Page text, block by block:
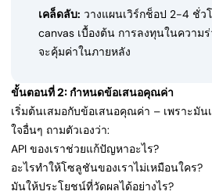
เคล็ดลับ: วางแผนเวิร์กช็อป 2-4 ชั่ว
canvas เบื้องต้น การลงทุนในความ
จะคุ้มค่าในภายหลัง
ขั้นตอนที่ 2: กำหนดข้อเสนอคุณค่า
เริ่มต้นเสมอกับข้อเสนอคุณค่า – เพราะมั
ใจอื่นๆ ถามตัวเองว่า:
API ของเราช่วยแก้ปัญหาอะไร?
อะไรทำให้โซลูชันของเราไม่เหมือนใคร?
มันให้ประโยชน์ที่วัดผลได้อย่างไร?